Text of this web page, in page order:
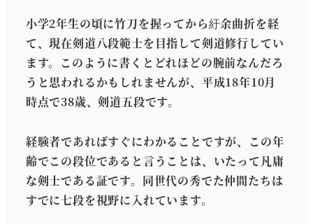
小学2年生の頃に竹刀を握ってから紆余曲折を経
て、現在剣道八段範士を目指して剣道修行してい
ます。このように書くとどれほどの腕前なんだろ
うと思われるかもしれませんが、平成18年10月
時点で38歳、剣道五段です。
経験者であればすぐにわかることですが、この年
齢でこの段位であると言うことは、いたって凡庸
な剣士である証です。同世代の秀でた仲間たちは
すでに七段を視野に入れています。